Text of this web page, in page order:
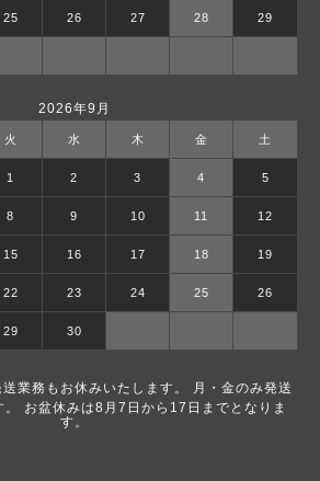
25 26 27 28 29
2026年9月
火 水 木 金 土
1 2 3 4 5
8 9 10 11 12
15 16 17 18 19
22 23 24 25 26
29 30
業務もお休みいたします。 月・金のみ発送
お盆休みは8月7日から17日までとなりま
す。